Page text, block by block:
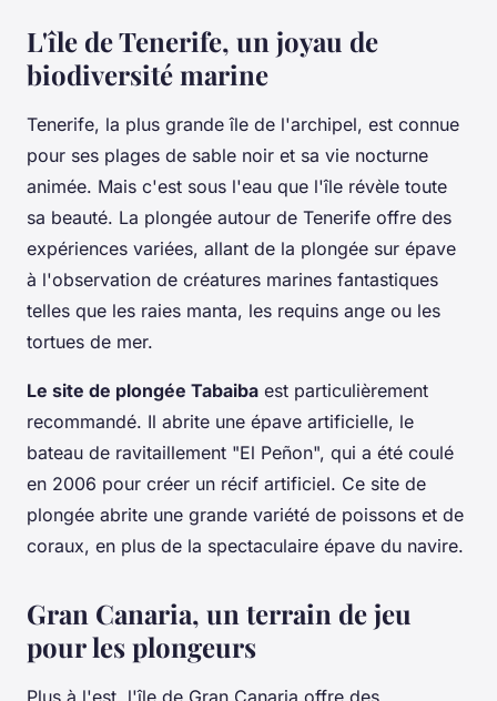
L'île de Tenerife, un joyau de
biodiversité marine
Tenerife, la plus grande île de l'archipel, est connue
pour ses plages de sable noir et sa vie nocturne
animée. Mais c'est sous l'eau que l'île révèle toute
sa beauté. La plongée autour de Tenerife offre des
expériences variées, allant de la plongée sur épave
à l'observation de créatures marines fantastiques
telles que les raies manta, les requins ange ou les
tortues de mer.
Le site de plongée Tabaiba est particulièrement
recommandé. Il abrite une épave artificielle, le
bateau de ravitaillement "El Peñon", qui a été coulé
en 2006 pour créer un récif artificiel. Ce site de
plongée abrite une grande variété de poissons et de
coraux, en plus de la spectaculaire épave du navire.
Gran Canaria, un terrain de jeu
pour les plongeurs